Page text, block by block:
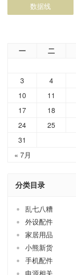
数据线
一 二
« 7月
3
4
10
11
17
18
24
25
31
分类目录
乱七八糟
外设配件
家居用品
小熊新货
手机配件